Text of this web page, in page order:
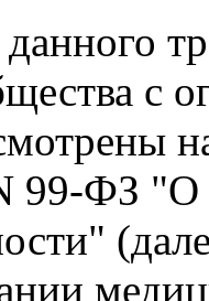
с
99-ФЗ "О